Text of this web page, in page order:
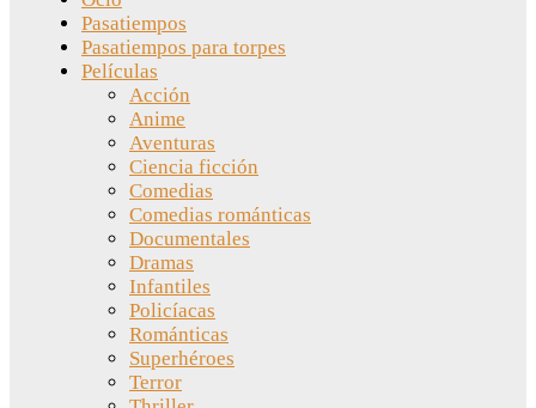
Pasatiempos
Pasatiempos para torpes
Películas
Acción
Anime
Aventuras
Ciencia ficción
Comedias
Comedias románticas
Documentales
Dramas
Infantiles
Policíacas
Románticas
Superhéroes
Terror